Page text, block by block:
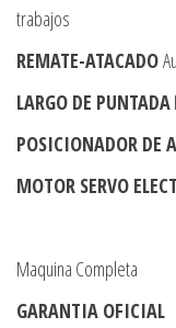
trabajos
REMATE-ATACADO
LARGO DE PUNTADA
POSICIONADOR DE
MOTOR SERVO
Maquina Completa
GARANTIA OFICIAL